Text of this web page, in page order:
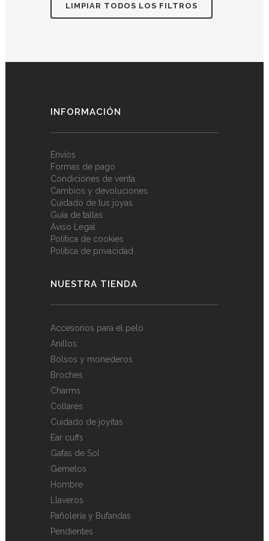
LIMPIAR TODOS LOS FILTROS
INFORMACIÓN
Envíos
Formas de pago
Condiciones de venta
Cambios y devoluciones
Cuidado de tus joyas
Guía de tallas
Aviso Legal
Política de cookies
Política de privacidad
NUESTRA TIENDA
Accesorios para el pelo
Anillos
Bolsos y monederos
Broches
Charms
Collares
Cuidado de joyitas
Ear cuffs
Gafas de Sol
Gemelos
Hombre
Llaveros
Pañolería y Bufandas
Pendientes